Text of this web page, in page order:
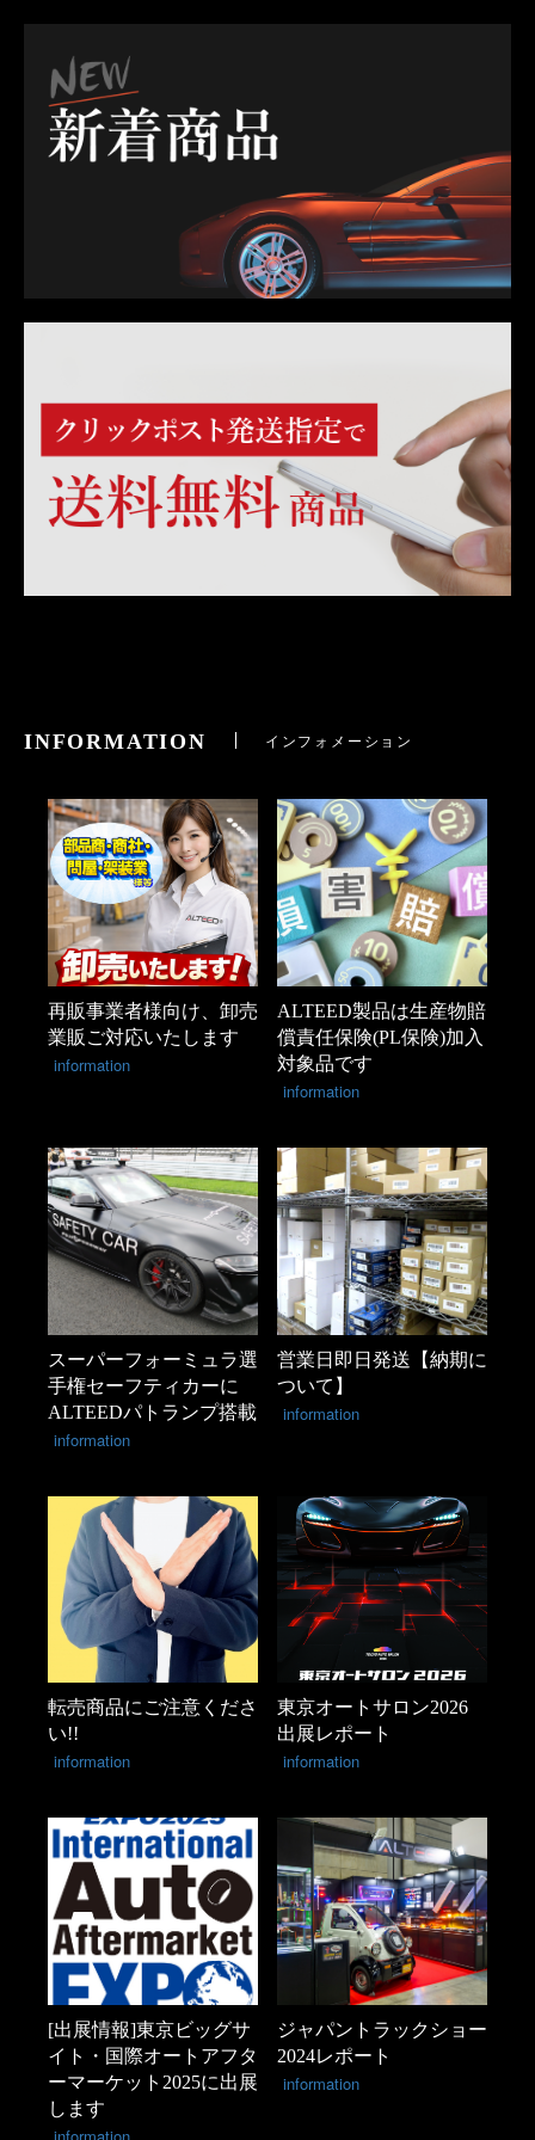
INFORMATION インフォメーション
再販事業者様向け、卸売
業販ご対応いたします
information
ALTEED製品は生産物賠
償責任保険(PL保険)加入
対象品です
information
スーパーフォーミュラ選
手権セーフティカーに
ALTEEDパトランプ搭載
information
営業日即日発送【納期に
ついて】
information
転売商品にご注意くださ
い!!
information
東京オートサロン2026
出展レポート
information
[出展情報]東京ビッグサ
イト・国際オートアフタ
ーマーケット2025に出展
します
ジャパントラックショー
2024レポート
information